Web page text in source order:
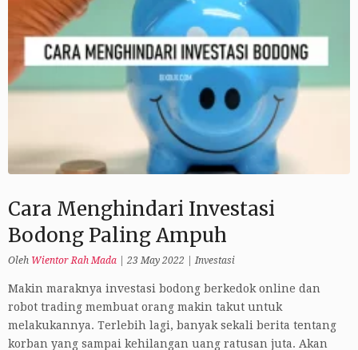
Cara Menghindari Investasi
Bodong Paling Ampuh
Oleh Wientor Rah Mada 23 May 2022 Investasi
Makin maraknya investasi bodong berkedok online dan
robot trading membuat orang makin takut untuk
melakukannya. Terlebih lagi, banyak sekali berita tentang
korban yang sampai kehilangan uang ratusan juta. Akan